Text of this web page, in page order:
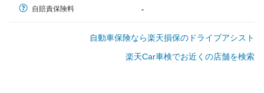
クラウン、アルファード、フォレ
カD:5 など
自賠責保険料 -
自動車保険なら楽天損保のドライブアシスト
楽天Car車検でお近くの店舗を検索